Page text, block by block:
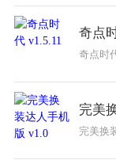
奇点
奇点时
完美
完美换